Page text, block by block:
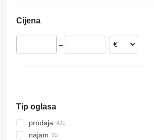
Italija
Mađarska
Čile
Cijena
–
Tip oglasa
prodaja
najam